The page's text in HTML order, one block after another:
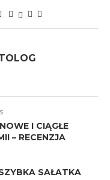
I CIĄGŁE
– RECENZJA
SAŁATKA